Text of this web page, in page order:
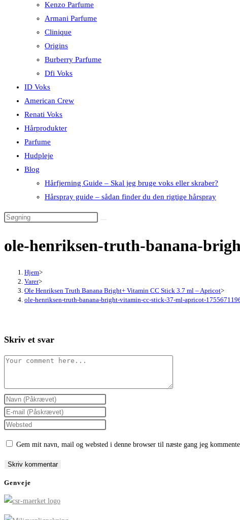
Kenzo Parfume
Armani Parfume
Clinique
Origins
Burberry Parfume
Dfi Voks
ID Voks
American Crew
Renati Voks
Hårprodukter
Parfume
Hudpleje
Blog
Hårfjerning Guide – Skal jeg bruge voks eller skraber?
Hårspray guide – sådan finder du den rigtige hårspray
ole-henriksen-truth-banana-
Hjem>
Varer>
Ole Henriksen Truth Banana Bright+ Vitamin CC Stick 3.7 ml – Apricot>
ole-henriksen-truth-banana-bright-vitamin-cc-stick-37-ml-apricot-
Skriv et svar
Comment
Enter
your
name
to
Enter
your
to
Enter
URL
Gem mit navn, mail og websted i denne browser til næste gang jeg
Genveje